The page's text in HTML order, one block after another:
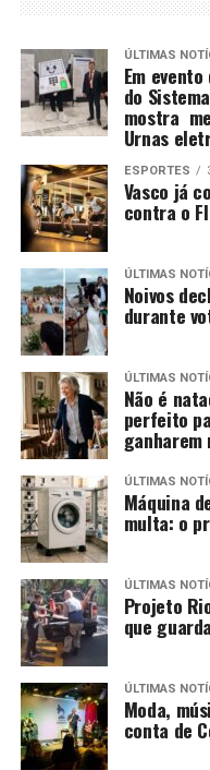
ÚLTIMAS
Em
do
mostra
Urnas
ESPORTES
Vasco já
contra o
ÚLTIMAS
Noivos
durante
ÚLTIMAS
Não é
perfeito
ganharem
ÚLTIMAS
Máquina
multa: o
ÚLTIMAS
Projeto
que
ÚLTIMAS
Moda,
conta de